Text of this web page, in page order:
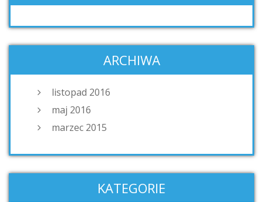
ARCHIWA
listopad 2016
maj 2016
marzec 2015
KATEGORIE